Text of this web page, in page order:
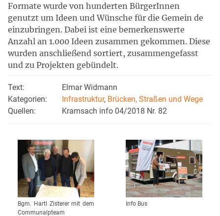
Formate wurde von hunderten BürgerInnen
genutzt um Ideen und Wünsche für die Gemein de
einzubringen. Dabei ist eine bemerkenswerte
Anzahl an 1.000 Ideen zusammen gekommen. Diese
wurden anschließend sortiert, zusammengefasst
und zu Projekten gebündelt.
Text:
Elmar Widmann
Kategorien:
Infrastruktur, Brücken, Straßen und Wege
Quellen:
Kramsach info 04/2018 Nr. 82
Bgm. Hartl Zisterer mit dem
Communalpteam
Info Bus